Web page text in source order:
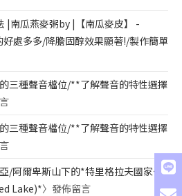
|南瓜燕麥粥by |【南瓜麥皮】 -
好處多多/降膽固醇效果顯著!/製作簡單
三種聲音檔位/**了解聲音的特性選擇
三種聲音檔位/**了解聲音的特性選擇
/阿爾卑斯山下的*特里格拉夫國家公
Lake)*〉發佈留言